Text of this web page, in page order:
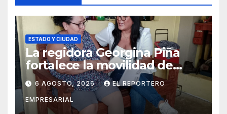
ESTADO Y CIUDAD
La regidora Georgina Piña
fortalece la movilidad de
adultos mayores con la
entrega de aparatos
ortopédicos
6 AGOSTO, 2026 EL REPORTERO
EMPRESARIAL